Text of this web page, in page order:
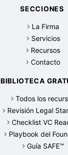
SECCIONES
La Firma
Servicios
Recursos
Contacto
BIBLIOTECA
Todos los
Revisión Legal
Checklist VC
Playbook del
Guía SAFE™